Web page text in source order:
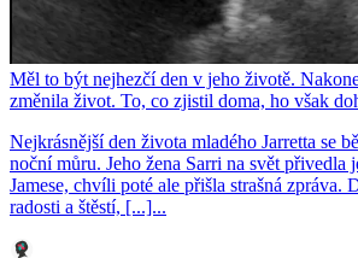
Měl to být nejhezčí den v jeho životě.
změnila život. To, co zjistil doma, ho však
Nejkrásnější den života mladého Jarretta se
noční můru. Jeho žena Sarri na svět přivedla
Jamese, chvíli poté ale přišla strašná zpráva.
radosti a štěstí, [...]...